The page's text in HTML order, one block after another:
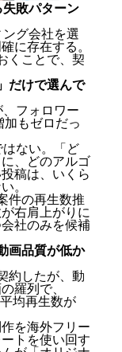
敗パターン
グ会社を選
に存在する。
くことで、契
だけで選んで
フォロワー
もゼロだっ
ない。「ど
、どのアルゴ
稿は、いくら
。
件の再生数推
右肩上がりに
社のみを候補
画品質が低か
約したが、動
羅列で、
均再生数が
を海外フリー
トを使い回す